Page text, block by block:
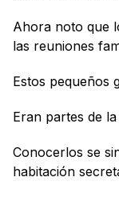
Ahora noto que
las reuniones
Estos pequeños
Eran partes de
Conocerlos se
habitación